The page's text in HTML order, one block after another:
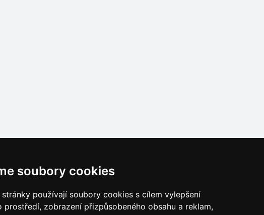
soubory cookies
používají soubory cookies s cílem vylepšení
prostředí, zobrazení přizpůsobeného obsahu a reklam,